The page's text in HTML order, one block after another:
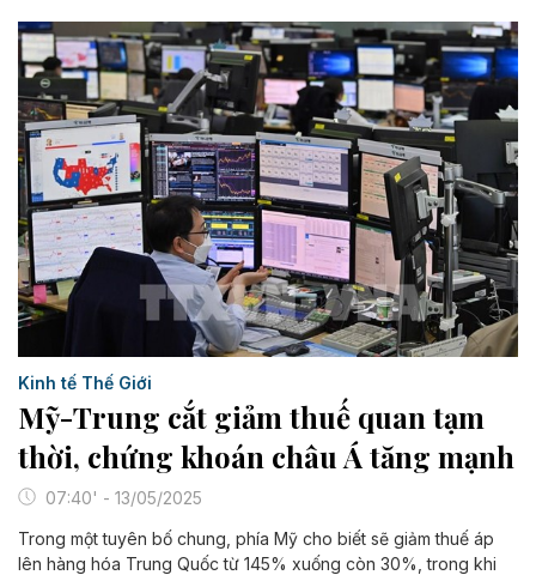
Kinh tế Thế Giới
Mỹ-Trung cắt giảm thuế quan tạm
thời, chứng khoán châu Á tăng mạnh
07:40' - 13/05/2025
Trong một tuyên bố chung, phía Mỹ cho biết sẽ giảm thuế áp
lên hàng hóa Trung Quốc từ 145% xuống còn 30%, trong khi